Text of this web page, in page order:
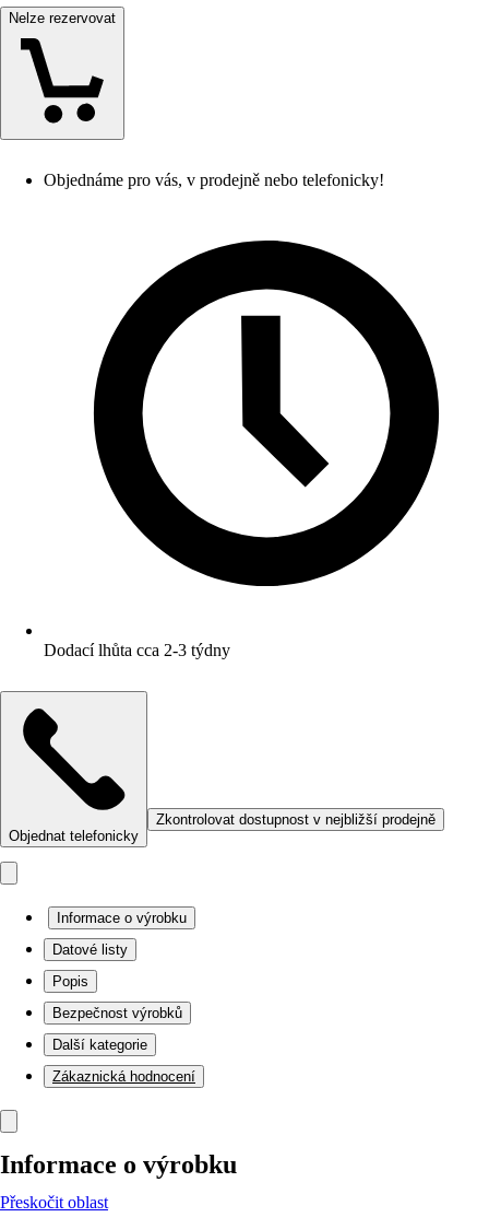
Nelze rezervovat
Objednáme pro vás, v prodejně nebo telefonicky!
Dodací lhůta cca 2-3 týdny
Objednat telefonicky
Zkontrolovat dostupnost v nejbližší prodejně
Informace o výrobku
Datové listy
Popis
Bezpečnost výrobků
Další kategorie
Zákaznická hodnocení
Informace o výrobku
Přeskočit oblast